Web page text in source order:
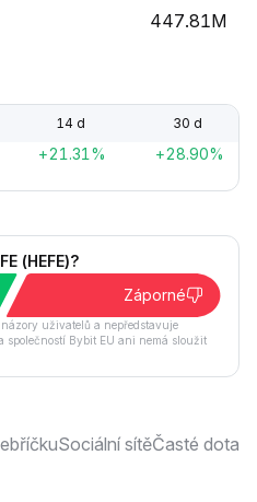
447.81M
14 d 30 d
+21.31% +28.90%
(HEFE)?
Záporné
uživatelů a nepředstavuje
Bybit EU ani nemá sloužit
Sociální sítěČasté